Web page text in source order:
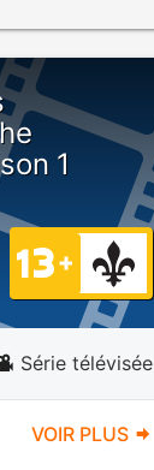
1
Série télévisée
VOIR PLUS